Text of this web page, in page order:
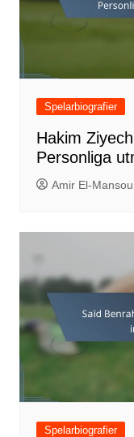
Spelarbiografier
Hakim
Personliga
Amir El-
Spelarbiografier